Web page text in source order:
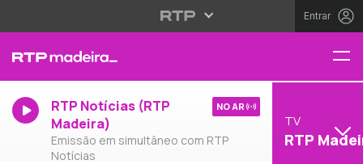
Entrar
RTP Notícias (RTP
Madeira)
Emissão em simultâneo com RTP
Notícias
NO AR
TV
RTP